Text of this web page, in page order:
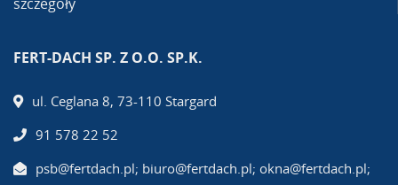
FERT-DACH SP. Z O.O. SP.K.
ul. Ceglana 8, 73-110 Stargard
91 578 22 52
psb@fertdach.pl; biuro@fertdach.pl; okna@fertdach.pl;